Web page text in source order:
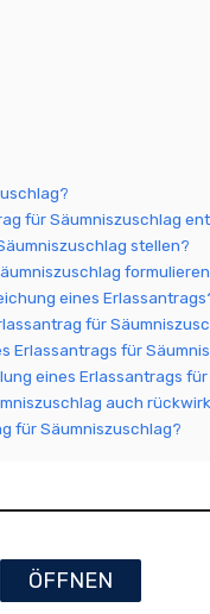
für Säumniszuschlag
stellen?
eines
für
Erlassantrags für
eines Erlassantrags
auch
für Säumniszuschlag?
ÖFFNEN